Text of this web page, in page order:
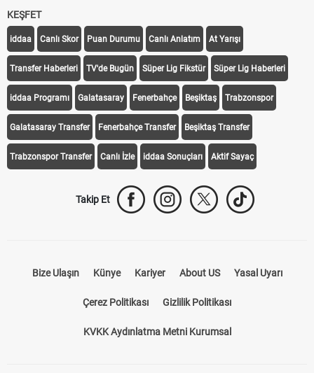
KEŞFET
iddaa Canlı Skor Puan Durumu Canlı Anlatım At Yarışı
Transfer Haberleri TV'de Bugün Süper Lig Fikstür Süper Lig Haberleri
iddaa Programı Galatasaray Fenerbahçe Beşiktaş Trabzonspor
Galatasaray Transfer Fenerbahçe Transfer Beşiktaş Transfer
Trabzonspor Transfer Canlı İzle iddaa Sonuçları Aktif Sayaç
Takip Et
Bize Ulaşın Künye Kariyer About US Yasal Uyarı
Çerez Politikası Gizlilik Politikası
KVKK Aydınlatma Metni Kurumsal